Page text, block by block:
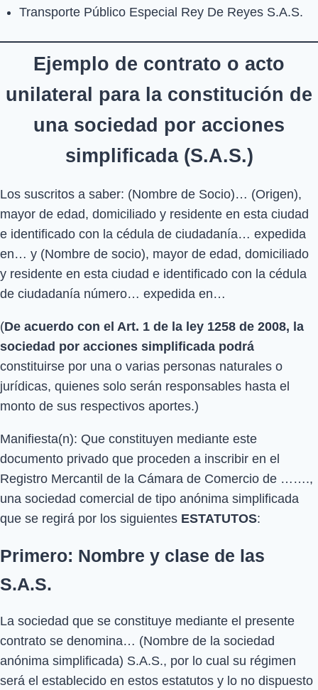
Transporte Público Especial Rey De Reyes S.A.S.
Ejemplo de contrato o acto
unilateral para la constitución de
una sociedad por acciones
simplificada (S.A.S.)
Los suscritos a saber: (Nombre de Socio)… (Origen),
mayor de edad, domiciliado y residente en esta ciudad
e identificado con la cédula de ciudadanía… expedida
en… y (Nombre de socio), mayor de edad, domiciliado
y residente en esta ciudad e identificado con la cédula
de ciudadanía número… expedida en…
(De acuerdo con el Art. 1 de la ley 1258 de 2008, la
sociedad por acciones simplificada podrá
constituirse por una o varias personas naturales o
jurídicas, quienes solo serán responsables hasta el
monto de sus respectivos aportes.)
Manifiesta(n): Que constituyen mediante este
documento privado que proceden a inscribir en el
Registro Mercantil de la Cámara de Comercio de …….,
una sociedad comercial de tipo anónima simplificada
que se regirá por los siguientes ESTATUTOS:
Primero: Nombre y clase de las
S.A.S.
La sociedad que se constituye mediante el presente
contrato se denomina… (Nombre de la sociedad
anónima simplificada) S.A.S., por lo cual su régimen
será el establecido en estos estatutos y lo no dispuesto